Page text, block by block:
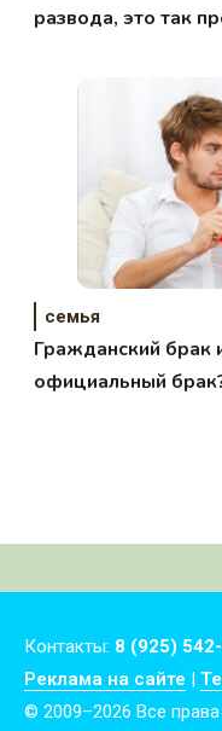
развода, это так
семья
Гражданский брак
официальный
Контакты: 8 (925)
Реклама на сайте |
© 2009–2026 Все